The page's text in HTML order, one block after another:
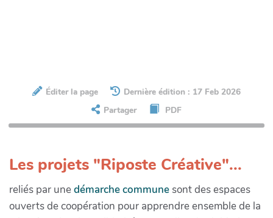
Éditer la page
Dernière édition : 17 Feb 2026
Partager
PDF